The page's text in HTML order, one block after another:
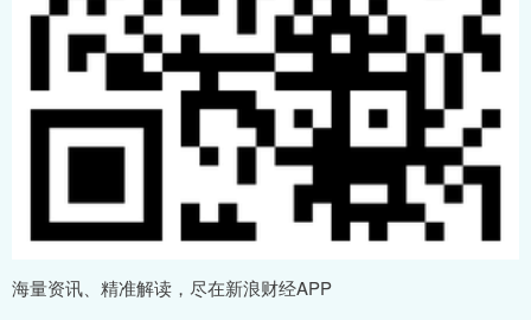
海量资讯、精准解读，尽在新浪财经APP